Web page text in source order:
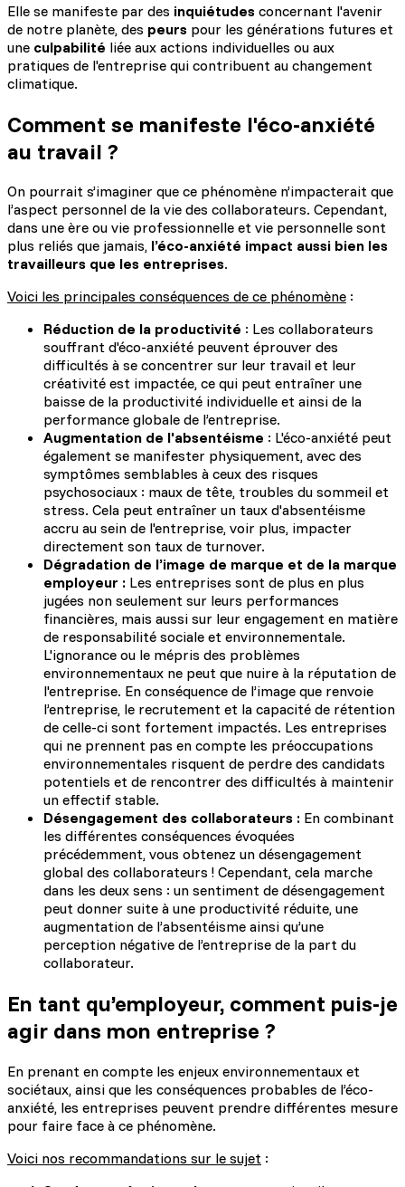
Elle se manifeste par des inquiétudes concernant l'avenir
de notre planète, des peurs pour les générations futures et
une culpabilité liée aux actions individuelles ou aux
pratiques de l'entreprise qui contribuent au changement
climatique.
Comment se manifeste l'éco-anxiété
au travail ?
On pourrait s’imaginer que ce phénomène n’impacterait que
l’aspect personnel de la vie des collaborateurs. Cependant,
dans une ère ou vie professionnelle et vie personnelle sont
plus reliés que jamais, l’éco-anxiété impact aussi bien les
travailleurs que les entreprises.
Voici les principales conséquences de ce phénomène :
Réduction de la productivité : Les collaborateurs
souffrant d'éco-anxiété peuvent éprouver des
difficultés à se concentrer sur leur travail et leur
créativité est impactée, ce qui peut entraîner une
baisse de la productivité individuelle et ainsi de la
performance globale de l’entreprise.
Augmentation de l'absentéisme : L'éco-anxiété peut
également se manifester physiquement, avec des
symptômes semblables à ceux des risques
psychosociaux : maux de tête, troubles du sommeil et
stress. Cela peut entraîner un taux d'absentéisme
accru au sein de l'entreprise, voir plus, impacter
directement son taux de turnover.
Dégradation de l’image de marque et de la marque
employeur : Les entreprises sont de plus en plus
jugées non seulement sur leurs performances
financières, mais aussi sur leur engagement en matière
de responsabilité sociale et environnementale.
L'ignorance ou le mépris des problèmes
environnementaux ne peut que nuire à la réputation de
l'entreprise. En conséquence de l’image que renvoie
l’entreprise, le recrutement et la capacité de rétention
de celle-ci sont fortement impactés. Les entreprises
qui ne prennent pas en compte les préoccupations
environnementales risquent de perdre des candidats
potentiels et de rencontrer des difficultés à maintenir
un effectif stable.
Désengagement des collaborateurs : En combinant
les différentes conséquences évoquées
précédemment, vous obtenez un désengagement
global des collaborateurs ! Cependant, cela marche
dans les deux sens : un sentiment de désengagement
peut donner suite à une productivité réduite, une
augmentation de l’absentéisme ainsi qu’une
perception négative de l’entreprise de la part du
collaborateur.
En tant qu’employeur, comment puis-je
agir dans mon entreprise ?
En prenant en compte les enjeux environnementaux et
sociétaux, ainsi que les conséquences probables de l’éco-
anxiété, les entreprises peuvent prendre différentes mesure
pour faire face à ce phénomène.
Voici nos recommandations sur le sujet :